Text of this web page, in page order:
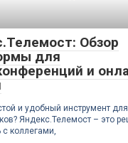
Обзор
для
и
и удобный инструмент для
Яндекс.Телемост – это
коллегами,